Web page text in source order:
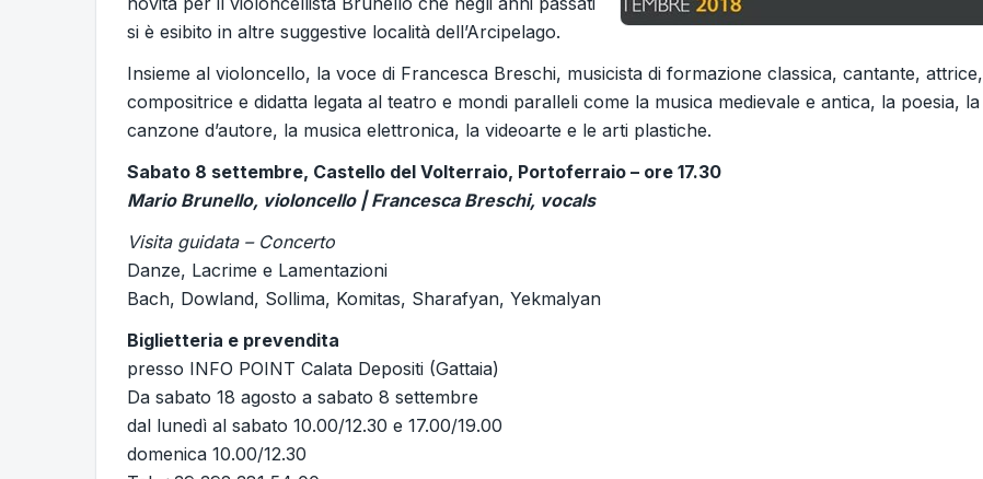
si è esibito in altre suggestive località dell’Arcipelago.
Insieme al violoncello, la voce di Francesca Breschi, musicista di formazione classica, cantante, attrice,
compositrice e didatta legata al teatro e mondi paralleli come la musica medievale e antica, la poesia, la
canzone d’autore, la musica elettronica, la videoarte e le arti plastiche.
Sabato 8 settembre, Castello del Volterraio, Portoferraio – ore 17.30
Mario Brunello, violoncello | Francesca Breschi, vocals
Visita guidata – Concerto
Danze, Lacrime e Lamentazioni
Bach, Dowland, Sollima, Komitas, Sharafyan, Yekmalyan
Biglietteria e prevendita
presso INFO POINT Calata Depositi (Gattaia)
Da sabato 18 agosto a sabato 8 settembre
dal lunedì al sabato 10.00/12.30 e 17.00/19.00
domenica 10.00/12.30